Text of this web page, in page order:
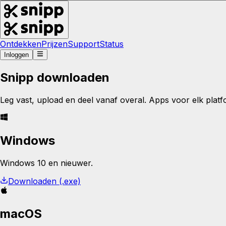
OntdekkenPrijzenSupportStatus
Inloggen
Snipp downloaden
Leg vast, upload en deel vanaf overal. Apps voor elk
Windows
Windows 10 en nieuwer.
Downloaden (.exe)
macOS